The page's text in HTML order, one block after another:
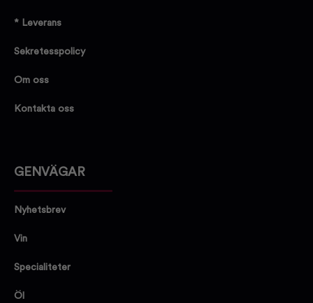
* Leverans
Sekretesspolicy
Om oss
Kontakta oss
GENVÄGAR
Nyhetsbrev
Vin
Specialiteter
Öl